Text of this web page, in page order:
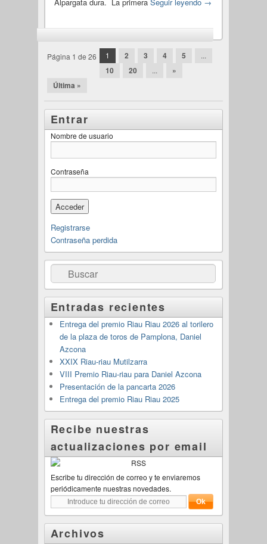
Alpargata dura. La primera Seguir leyendo →
Navegación por las entradas
Página 1 de 26 1 2 3 4 5 ...
10 20 ...
»
Última »
Entrar
Nombre de usuario
Contraseña
Registrarse
Contraseña perdida
Buscar
Entradas recientes
Entrega del premio Riau Riau 2026 al torilero
de la plaza de toros de Pamplona, Daniel
Azcona
XXIX Riau-riau Mutilzarra
VIII Premio Riau-riau para Daniel Azcona
Presentación de la pancarta 2026
Entrega del premio Riau Riau 2025
Recibe nuestras
actualizaciones por email
Escribe tu dirección de correo y te enviaremos
periódicamente nuestras novedades.
Archivos